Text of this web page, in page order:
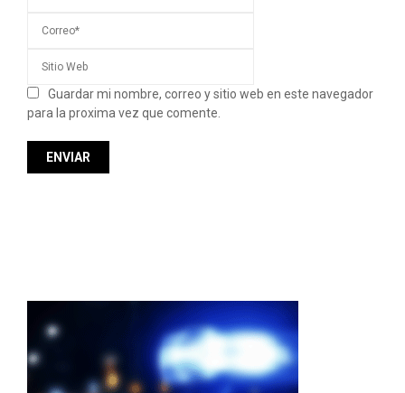
Guardar mi nombre, correo y sitio web en este navegador
para la proxima vez que comente.